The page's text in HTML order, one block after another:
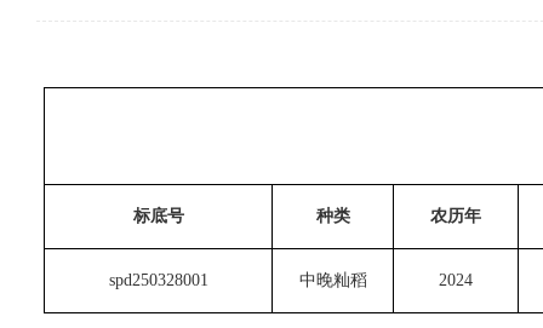
标底号 种类 农历年
spd250328001 中晚籼稻 2024